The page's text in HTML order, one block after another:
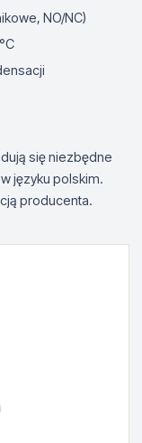
NO/NC)
się niezbędne
języku polskim.
producenta.